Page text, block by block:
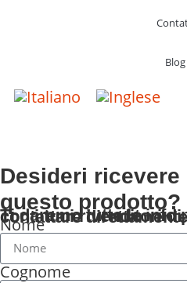
Blog
Desideri
questo prodotto?
Ti daremo tutte le info per prendere contatti con i tuoi rivenditori di zona... O ti
Nome
Cognome